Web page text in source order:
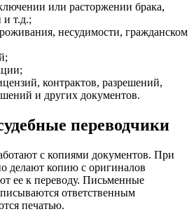
или расторжении брака,
т.д.;
несудимости, гражданском
контрактов, разрешений,
и других документов.
переводчики
с копиями документов. При
делают копию с оригиналов
ее к переводу. Письменные
ответственным
печатью.